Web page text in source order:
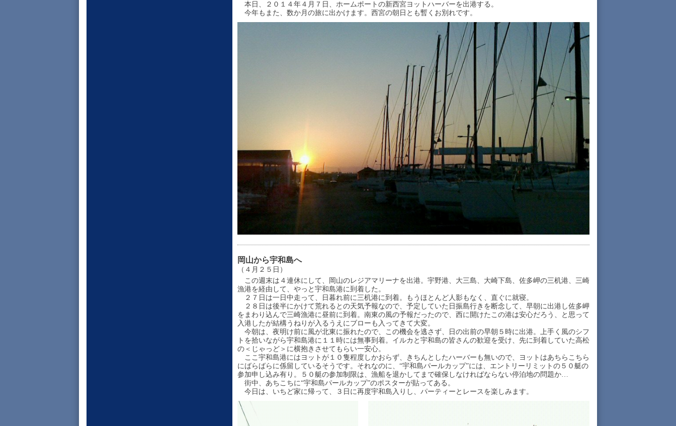
本日、２０１４年４月７日、ホームポートの新西宮ヨットハーバーを出港する。
今年もまた、数か月の旅に出かけます。西宮の朝日とも暫くお別れです。
岡山から宇和島へ
（４月２５日）
この週末は４連休にして、岡山のレジアマリーナを出港。宇野港、大三島、大崎下島、佐多岬の三机港、三崎
漁港を経由して、やっと宇和島港に到着した。
２７日は一日中走って、日暮れ前に三机港に到着。もうほとんど人影もなく、直ぐに就寝。
２８日は後半にかけて荒れるとの天気予報なので、予定していた日振島行きを断念して、早朝に出港し佐多岬
をまわり込んで三崎漁港に昼前に到着。南東の風の予報だったので、西に開けたこの港は安心だろう、と思って
入港したが結構うねりが入るうえにブローも入ってきて大変。
今朝は、夜明け前に風が北東に振れたので、この機会を逃さず、日の出前の早朝５時に出港。上手く風のシフ
トを拾いながら宇和島港に１１時には無事到着。イルカと宇和島の皆さんの歓迎を受け、先に到着していた高松
の＜じゃっど＞に横抱きさせてもらい一安心。
ここ宇和島港にはヨットが１０隻程度しかおらず、きちんとしたハーバーも無いので、ヨットはあちらこちら
にばらばらに係留しているそうです。それなのに、“宇和島パールカップ”には、エントリーリミットの５０艇の
参加申し込み有り。５０艇の参加制限は、漁船を退かしてまで確保しなければならない停泊地の問題か…
街中、あちこちに“宇和島パールカップ”のポスターが貼ってある。
今日は、いちど家に帰って、３日に再度宇和島入りし、パーティーとレースを楽しみます。